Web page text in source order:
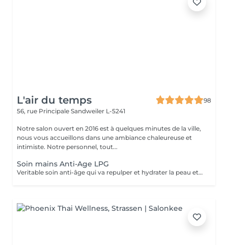
L'air du temps
98
56, rue Principale Sandweiler L-5241
Notre salon ouvert en 2016 est à quelques minutes de la ville,
nous vous accueillons dans une ambiance chaleureuse et
intimiste. Notre personnel, tout...
Soin mains Anti-Age LPG
Veritable soin anti-âge qui va repulper et hydrater la peau et atténuer les taches. Nettoyage, gommage, massage mécanique, gants avec principes actifs. Les mains sont toujours exposées à l'air et sont sujettes à un vieillissement plus rapides de la peau.NOUS AVONS LA DERNIERE MACHINE LPG DE 2025 LPG INFINITY, ENCORE PLUS DE RESULTAT